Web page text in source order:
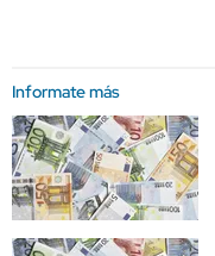
Informate más